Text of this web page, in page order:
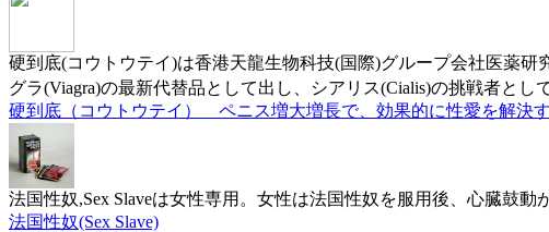
硬到底(コウトウテイ)は香港天龍生物科技(国際)グループ会社医薬
グラ(Viagra)の最新代替品として出し、シアリス(Cialis)の挑戦者とし
硬到底（コウトウテイ） ペニス増大増長で、効果的に性愛を解決
法国性奴,Sex Slaveは女性専用。女性は法国性奴を服用後、心臓鼓
法国性奴(Sex Slave)